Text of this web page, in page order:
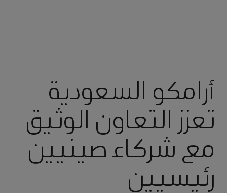
أرامكو السعودية
تعزز التعاون الوثيق
مع شركاء صينيين
رئيسيين